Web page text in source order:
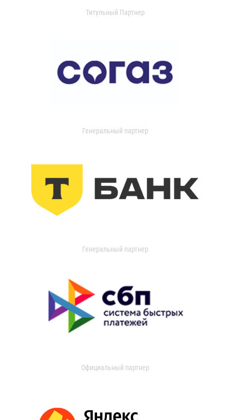
Титульный Партнер
Генеральный партнер
Генеральный партнер
Официальный партнер